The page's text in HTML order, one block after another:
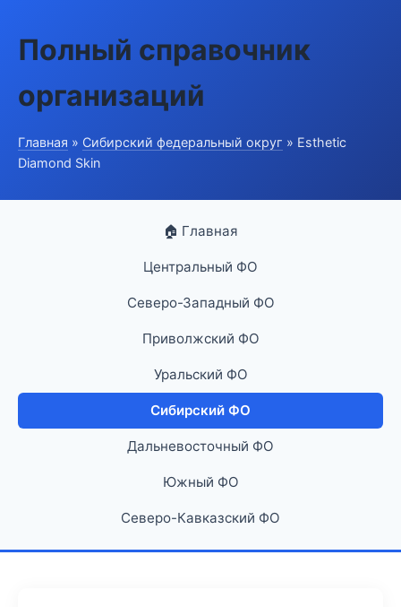
Полный справочник
организаций
Главная » Сибирский федеральный округ » Esthetic
Diamond Skin
🏠 Главная
Центральный ФО
Северо-Западный ФО
Приволжский ФО
Уральский ФО
Сибирский ФО
Дальневосточный ФО
Южный ФО
Северо-Кавказский ФО